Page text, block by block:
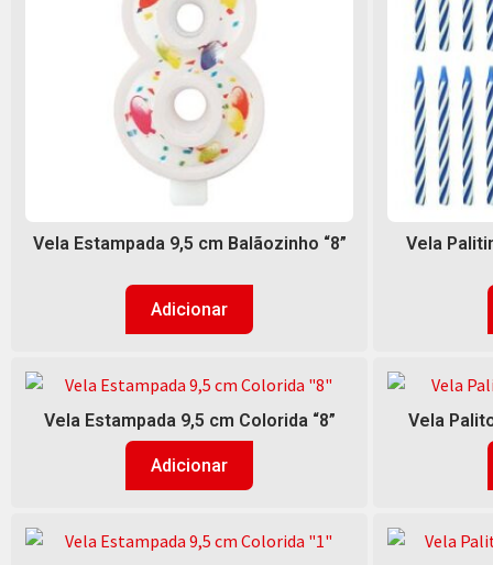
Vela Estampada 9,5 cm Balãozinho “8”
Adicionar
Vela
Vela Estampada 9,5 cm Colorida “8”
Adicionar
Vela